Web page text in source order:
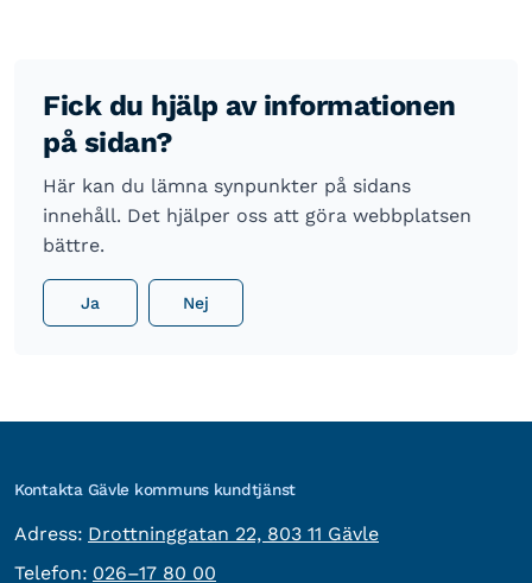
Fick du hjälp av informationen
på sidan?
Här kan du lämna synpunkter på sidans
innehåll. Det hjälper oss att göra webbplatsen
bättre.
Ja Nej
Kontakta Gävle kommuns kundtjänst
Adress: besöksadress:
Drottninggatan 22, 803 11 Gävle
Telefon: Telefon:
026–17 80 00